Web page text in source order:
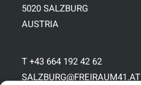
5020 SALZBURG
AUSTRIA
T+43 664 192 42 62
SALZBURG@FREIRAUM41.AT